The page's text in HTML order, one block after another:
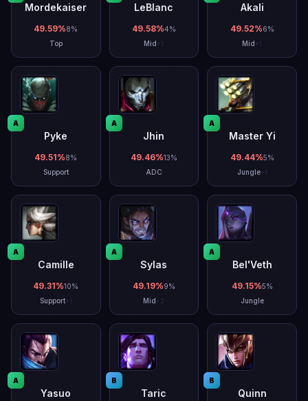
Mordekaiser
49.59%8%
Top
LeBlanc
49.58%4%
Mid+ 1
Akali
49.52%6%
Mid+ 1
A
Pyke
49.51%8%
Support
A
Jhin
49.46%13%
ADC
A
Master Yi
49.44%5%
Jungle+ 1
A
Camille
49.31%10%
Support+ 1
A
Sylas
49.19%9%
Mid+ 2
A
Bel'Veth
49.15%5%
Jungle
A
Yasuo
B
Taric
B
Quinn